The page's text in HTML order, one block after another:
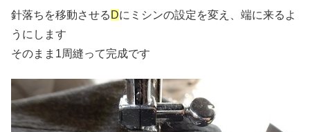
針落ちを移動させる Dにミシンの設定を変え、端に来るよ
うにします
そのまま1周縫って完成です